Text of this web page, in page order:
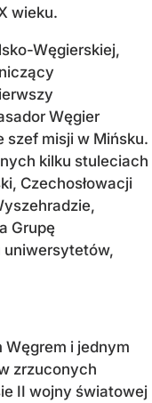
wieku.
Węgierskiej,
Węgier
szef misji w Mińsku.
kilku stuleciach
Czechosłowacji
Grupę
uniwersytetów,
Węgrem i jednym
zrzuconych
II wojny światowej